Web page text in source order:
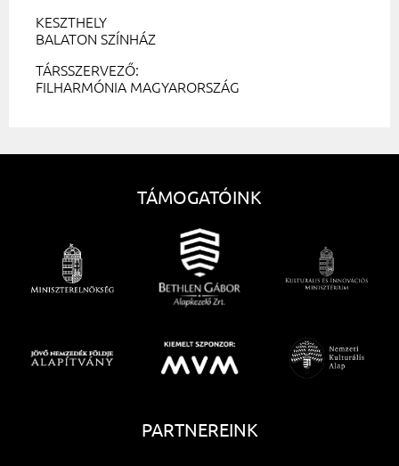
KESZTHELY
BALATON SZÍNHÁZ
TÁRSSZERVEZŐ:
FILHARMÓNIA MAGYARORSZÁG
TÁMOGATÓINK
PARTNEREINK